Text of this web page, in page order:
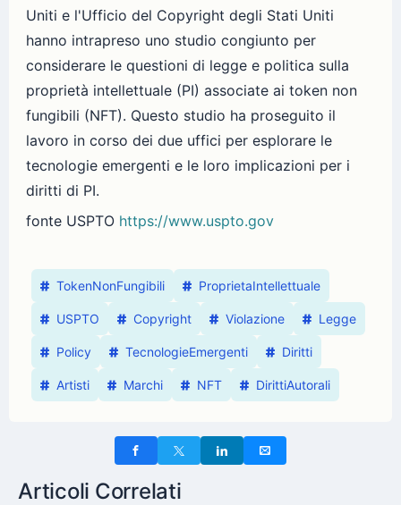
Uniti e l'Ufficio del Copyright degli Stati Uniti
hanno intrapreso uno studio congiunto per
considerare le questioni di legge e politica sulla
proprietà intellettuale (PI) associate ai token non
fungibili (NFT). Questo studio ha proseguito il
lavoro in corso dei due uffici per esplorare le
tecnologie emergenti e le loro implicazioni per i
diritti di PI.
fonte USPTO https://www.uspto.gov
TokenNonFungibili ProprietaIntellettuale
USPTO Copyright Violazione Legge
Policy TecnologieEmergenti Diritti
Artisti Marchi NFT DirittiAutorali
Articoli Correlati